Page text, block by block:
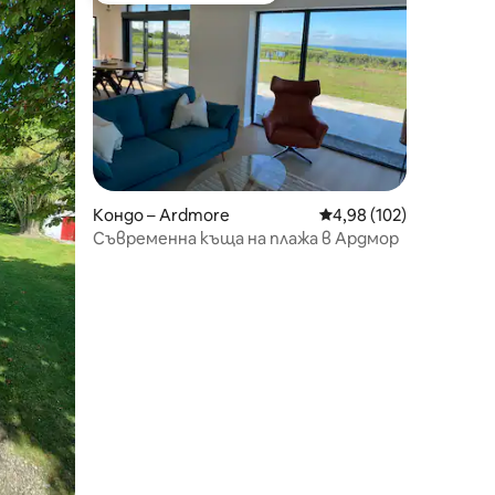
Кондо – Ardmore Средна оценка: 4,98
4,98 (102)
Съвременна къща на плажа в Ардмор